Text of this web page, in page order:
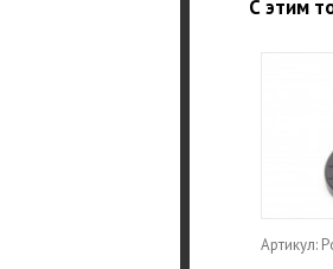
С этим
Артикул: